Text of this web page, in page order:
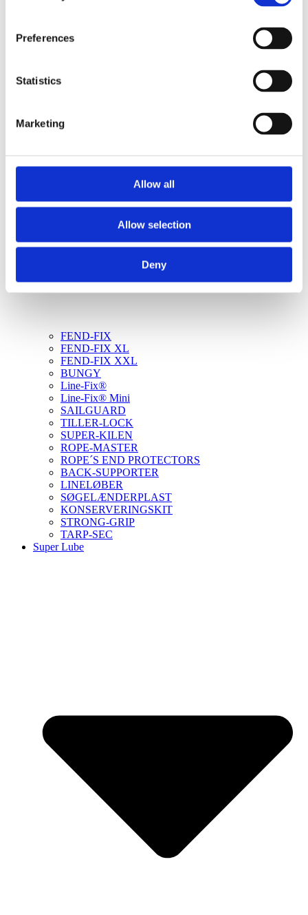
Preferences
Statistics
Marketing
Allow all
Allow selection
Deny
FEND-FIX
FEND-FIX XL
FEND-FIX XXL
BUNGY
Line-Fix®
Line-Fix® Mini
SAILGUARD
TILLER-LOCK
SUPER-KILEN
ROPE-MASTER
ROPE´S END PROTECTORS
BACK-SUPPORTER
LINELØBER
SØGELÆNDERPLAST
KONSERVERINGSKIT
STRONG-GRIP
TARP-SEC
Super Lube